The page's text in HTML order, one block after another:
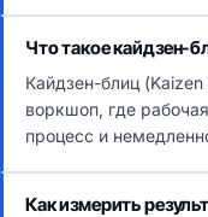
Что такое кайдзен-
Кайдзен-блиц
воркшоп, где
процесс и
Как измерить